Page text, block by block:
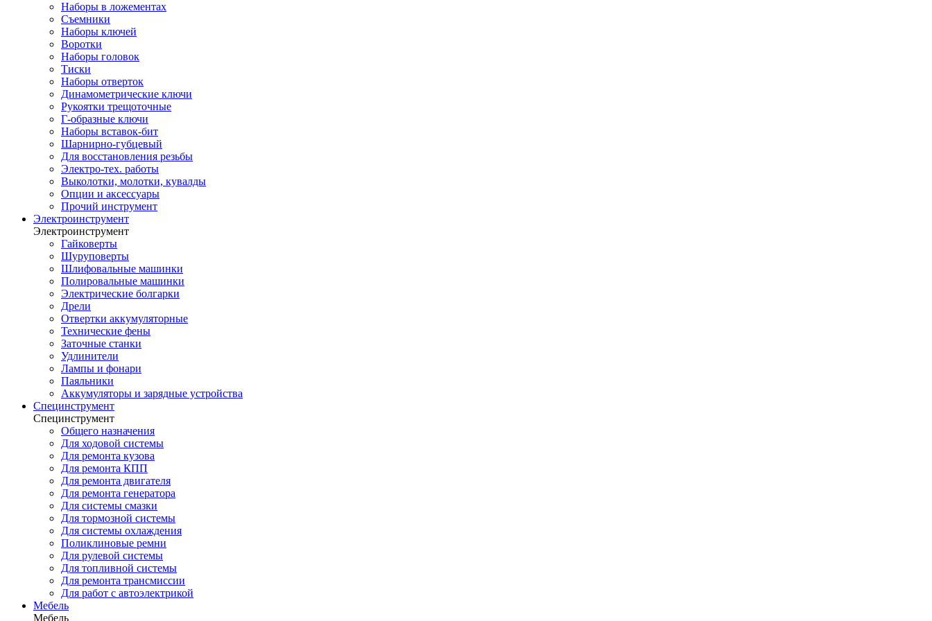
Наборы в ложементах
Съемники
Наборы ключей
Воротки
Наборы головок
Тиски
Наборы отверток
Динамометрические ключи
Рукоятки трещоточные
Г-образные ключи
Наборы вставок-бит
Шарнирно-губцевый
Для восстановления резьбы
Электро-тех. работы
Выколотки, молотки, кувалды
Опции и аксессуары
Прочий инструмент
Электроинструмент
Электроинструмент
Гайковерты
Шуруповерты
Шлифовальные машинки
Полировальные машинки
Электрические болгарки
Дрели
Отвертки аккумуляторные
Технические фены
Заточные станки
Удлинители
Лампы и фонари
Паяльники
Аккумуляторы и зарядные устройства
Специнструмент
Специнструмент
Общего назначения
Для ходовой системы
Для ремонта кузова
Для ремонта КПП
Для ремонта двигателя
Для ремонта генератора
Для системы смазки
Для тормозной системы
Для системы охлаждения
Поликлиновые ремни
Для рулевой системы
Для топливной системы
Для ремонта трансмиссии
Для работ с автоэлектрикой
Мебель
Мебель